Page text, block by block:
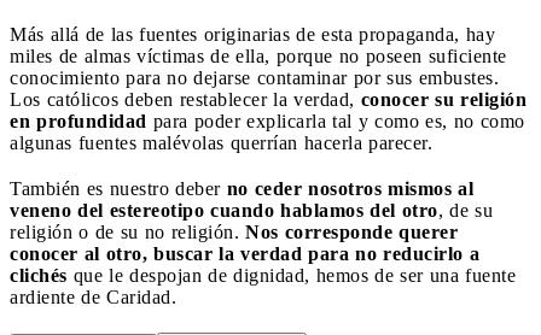
Más allá de las fuentes originarias de esta propaganda, hay
miles de almas víctimas de ella, porque no poseen suficiente
conocimiento para no dejarse contaminar por sus embustes.
Los católicos deben restablecer la verdad, conocer su religión
en profundidad para poder explicarla tal y como es, no como
algunas fuentes malévolas querrían hacerla parecer.
También es nuestro deberno ceder nosotros mismos al
veneno del estereotipo cuando hablamos del otro, de su
religión o de su no religión. Nos corresponde querer
conocer al otro, buscar la verdad para no reducirlo a
clichés que le despojan de dignidad, hemos de ser una fuente
ardiente de Caridad.